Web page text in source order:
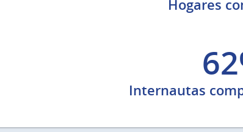
Hogares
Internautas